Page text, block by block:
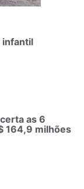
infantil
as 6
e ganha R$ 164,9 milhões